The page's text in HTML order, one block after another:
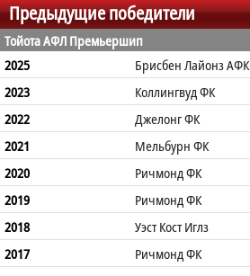
Предыдущие победители
Тойота АФЛ Премьершип
2025
Брисбен Лайонз АФК
2023
Коллингвуд ФК
2022
Джелонг ФК
2021
Мельбурн ФК
2020
Ричмонд ФК
2019
Ричмонд ФК
2018
Уэст Кост Иглз
2017
Ричмонд ФК